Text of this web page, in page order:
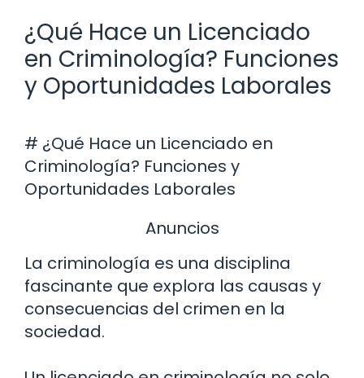
¿Qué Hace un Licenciado
en Criminología? Funciones
y Oportunidades Laborales
# ¿Qué Hace un Licenciado en
Criminología? Funciones y
Oportunidades Laborales
Anuncios
La criminología es una disciplina
fascinante que explora las causas y
consecuencias del crimen en la
sociedad.